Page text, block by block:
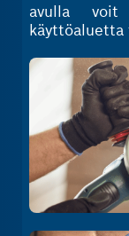
avulla voit